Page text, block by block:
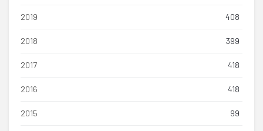
2019 408
2018 399
2017 418
2016 418
2015 99